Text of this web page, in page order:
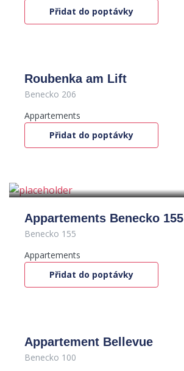
Přidat do poptávky
Roubenka am Lift
Benecko 206
Appartements
Přidat do poptávky
Appartements Benecko 155
Benecko 155
Appartements
Přidat do poptávky
Appartement Bellevue
Benecko 100